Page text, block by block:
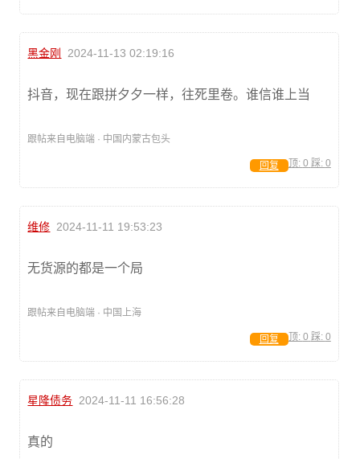
黑金刚 2024-11-13 02:19:16
抖音，现在跟拼夕夕一样，往死里卷。谁信谁上当
跟帖来自电脑端 · 中国内蒙古包头
顶: 0 踩: 0
回复
维修 2024-11-11 19:53:23
无货源的都是一个局
跟帖来自电脑端 · 中国上海
顶: 0 踩: 0
回复
星隆债务 2024-11-11 16:56:28
真的